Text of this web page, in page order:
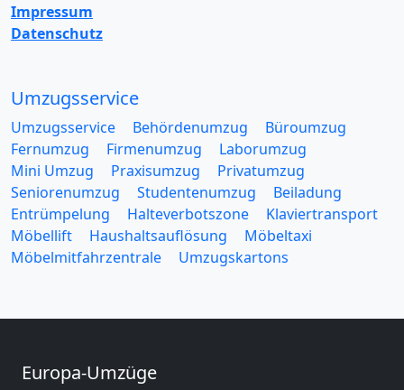
Impressum
Datenschutz
Umzugsservice
Umzugsservice Behördenumzug
Büroumzug
Fernumzug
Firmenumzug
Laborumzug
Mini Umzug
Praxisumzug
Privatumzug
Seniorenumzug
Studentenumzug
Beiladung
Entrümpelung
Halteverbotszone
Klaviertransport
Möbellift
Haushaltsauflösung
Möbeltaxi
Möbelmitfahrzentrale
Umzugskartons
Europa-Umzüge